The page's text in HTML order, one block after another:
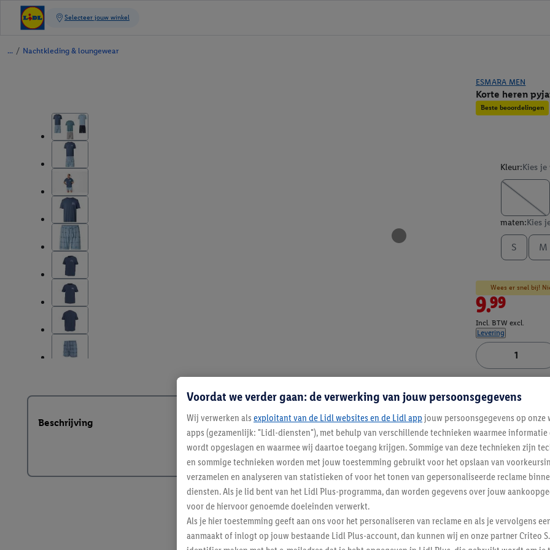
/ Nachtkleding & loungewear
ESMARA MEN
Korte heren
Beste beoordelingen
Kleur:Kies
maten:Kies
S M
Wees er snel bij!
9.99
Incl. BTW excl.
Levering
Artikelnummer:
Beschrijving
Voordat we verder gaan: de verwerking van jouw persoonsgegevens
Wij verwerken als exploitant van de Lidl websites en de Lidl app jouw persoonsgegevens op onze
apps (gezamenlijk: "Lidl-diensten"), met behulp van verschillende technieken waarmee
wordt opgeslagen en waarmee wij daartoe toegang krijgen. Sommige van deze technieken zijn
en sommige technieken worden met jouw toestemming gebruikt voor het opslaan van
verzamelen en analyseren van statistieken of voor het tonen van gepersonaliseerde reclame
diensten. Als je lid bent van het Lidl Plus-programma, dan worden gegevens over jouw
voor de hiervoor genoemde doeleinden verwerkt.
Als je hier toestemming geeft aan ons voor het personaliseren van reclame en als je vervolgens
aanmaakt of inlogt op jouw bestaande Lidl Plus-account, dan kunnen wij en onze partner Criteo